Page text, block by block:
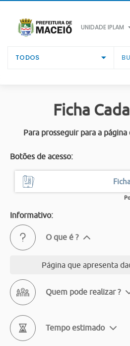
UNIDADE IPLAM
TODOS
Ficha
Para prosseguir para a
Botões de acesso:
Informativo:
O que é ?
Página que apresenta
Quem pode realizar ?
Tempo estimado